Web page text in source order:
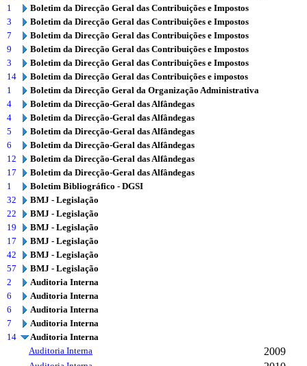
1
Boletim da Direcção Geral das Contribuições e Impostos
3
Boletim da Direcção Geral das Contribuições e Impostos
7
Boletim da Direcção Geral das Contribuições e Impostos
9
Boletim da Direcção Geral das Contribuições e Impostos
3
Boletim da Direcção Geral das Contribuições e Impostos
14
Boletim da Direcção Geral das Contribuições e impostos
1
Boletim da Direcção Geral da Organização Administrativa
4
Boletim da Direcção-Geral das Alfândegas
4
Boletim da Direcção-Geral das Alfândegas
5
Boletim da Direcção-Geral das Alfândegas
6
Boletim da Direcção-Geral das Alfândegas
12
Boletim da Direcção-Geral das Alfândegas
17
Boletim da Direcção-Geral das Alfândegas
1
Boletim Bibliográfico - DGSI
32
BMJ - Legislação
22
BMJ - Legislação
19
BMJ - Legislação
17
BMJ - Legislação
42
BMJ - Legislação
57
BMJ - Legislação
2
Auditoria Interna
6
Auditoria Interna
6
Auditoria Interna
7
Auditoria Interna
14
Auditoria Interna
Auditoria Interna
2009